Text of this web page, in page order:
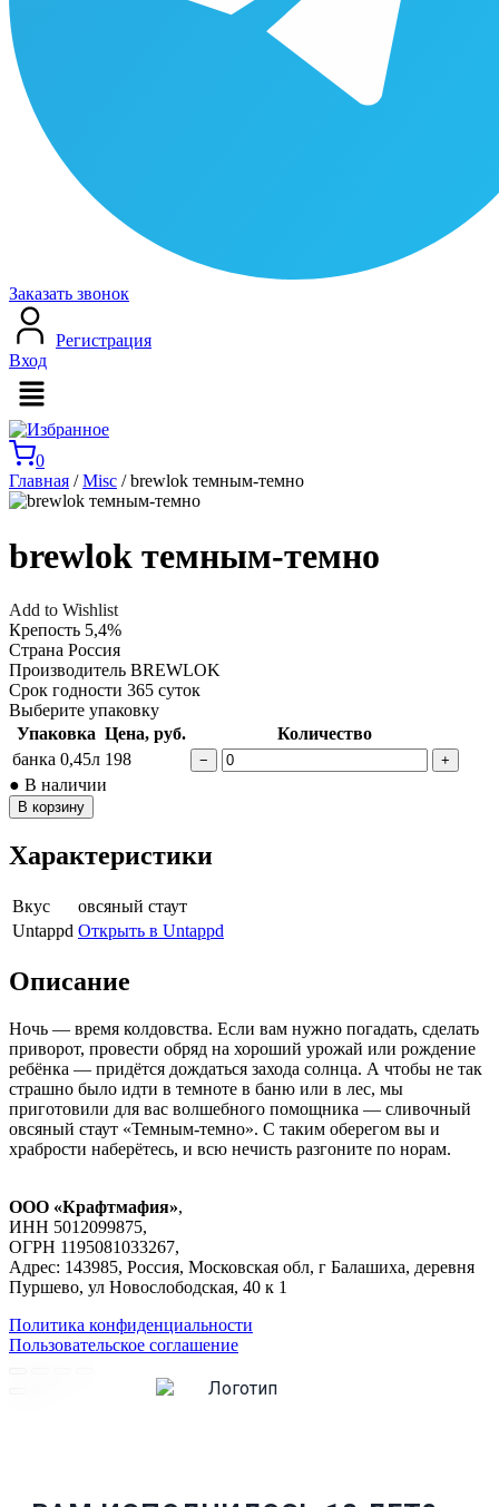
Заказать звонок
Вход
Регистрация
Меню
0
Главная /Misc / brewlok темным-темно
brewlok темным-темно
Add to Wishlist
Крепость 5,4%
Страна Россия
Производитель BREWLOK
Срок годности 365 суток
Выберите упаковку
Упаковка Цена, руб.
Количество
банка 0,45л 198 − +
● В наличии
В корзину
Характеристики
Вкус
овсяный стаут
Untappd Открыть в Untappd
Описание
Ночь — время колдовства. Если вам нужно погадать, сделать
приворот, провести обряд на хороший урожай или рождение
ребёнка — придётся дождаться захода солнца. А чтобы не так
страшно было идти в темноте в баню или в лес, мы
приготовили для вас волшебного помощника — сливочный
овсяный стаут «Темным-темно». С таким оберегом вы и
храбрости наберётесь, и всю нечисть разгоните по норам.
ООО «Крафтмафия»,
ИНН 5012099875,
ОГРН 1195081033267,
Адрес: 143985, Россия, Московская обл, г Балашиха, деревня
Пуршево, ул Новослободская, 40 к 1
Политика конфиденциальности
Пользовательское соглашение